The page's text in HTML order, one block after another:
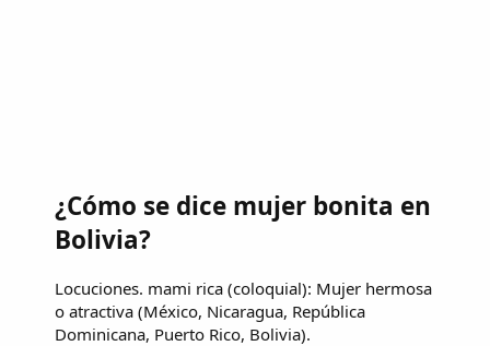
¿Cómo se dice mujer bonita en
Bolivia?
Locuciones. mami rica (coloquial): Mujer hermosa
o atractiva (México, Nicaragua, República
Dominicana, Puerto Rico, Bolivia).